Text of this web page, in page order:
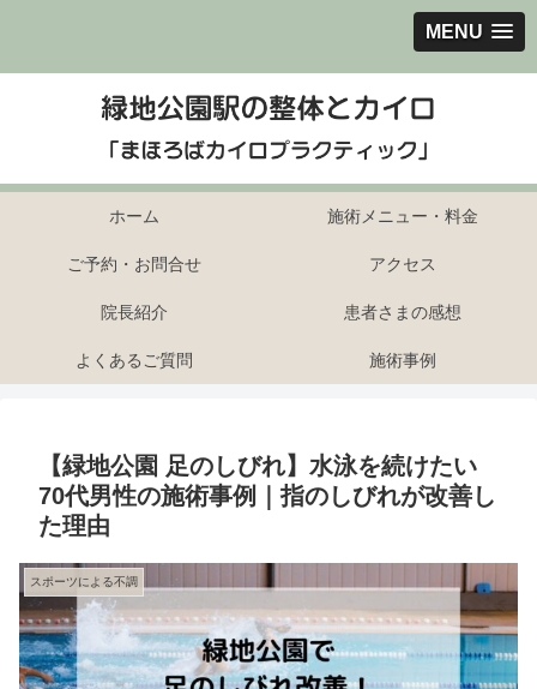
MENU
ホーム 施術メニュー・料金
ご予約・お問合せ アクセス
院長紹介 患者さまの感想
よくあるご質問 施術事例
【緑地公園 足のしびれ】水泳を続けたい
70代男性の施術事例｜指のしびれが改善し
た理由
スポーツによる不調